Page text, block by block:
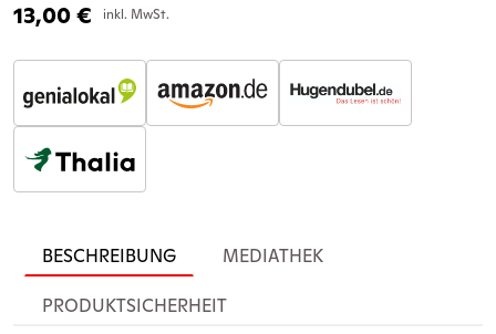
13,00€ inkl. MwSt.
BESCHREIBUNG MEDIATHEK
PRODUKTSICHERHEIT